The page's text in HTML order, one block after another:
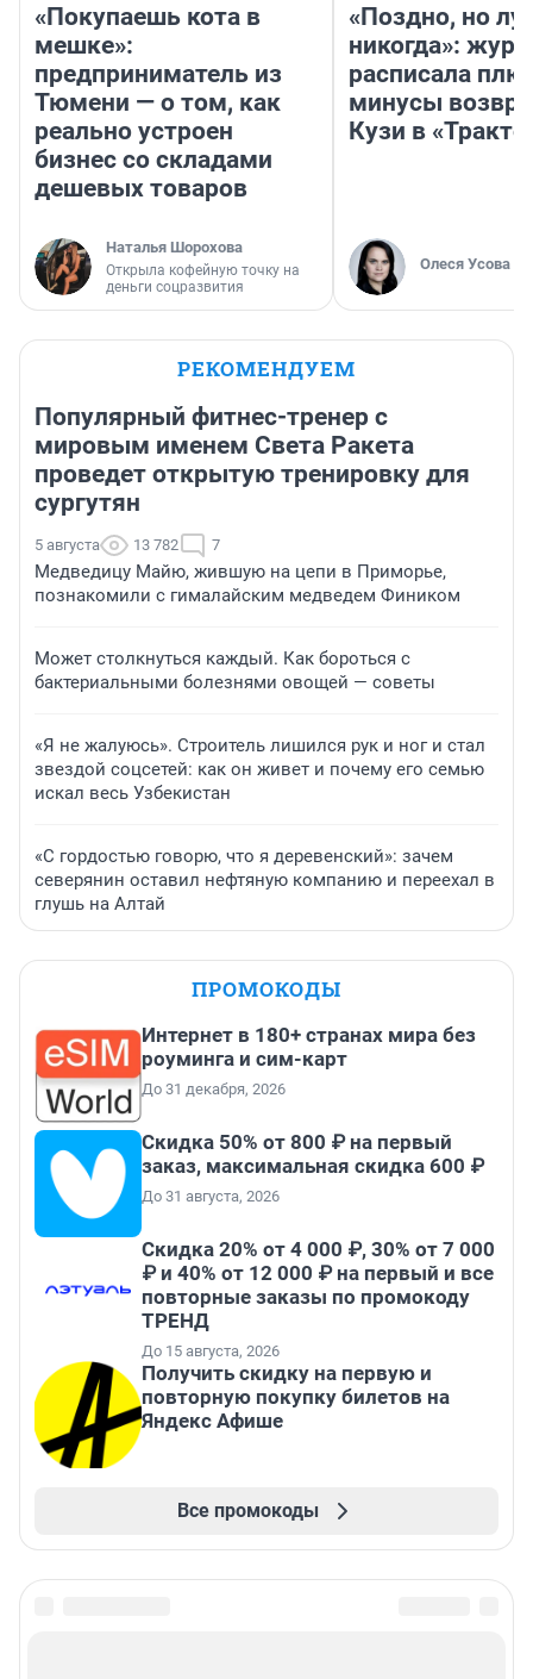
«Покупаешь кота в
мешке»:
предприниматель из
Тюмени — о том, как
реально устроен
бизнес со складами
дешевых товаров
Наталья Шорохова
Открыла кофейную точку на
деньги соцразвития
«Поздно, но
никогда»:
расписала
минусы
Кузи в
Олеся Усова
РЕКОМЕНДУЕМ
Популярный фитнес-тренер с
мировым именем Света Ракета
проведет открытую тренировку для
сургутян
5 августа 13 782 7
Медведицу Майю, жившую на цепи в Приморье,
познакомили с гималайским медведем Фиником
Может столкнуться каждый. Как бороться с
бактериальными болезнями овощей — советы
«Я не жалуюсь». Строитель лишился рук и ног и стал
звездой соцсетей: как он живет и почему его семью
искал весь Узбекистан
«С гордостью говорю, что я деревенский»: зачем
северянин оставил нефтяную компанию и переехал в
глушь на Алтай
ПРОМОКОДЫ
Интернет в 180+ странах мира без
роуминга и сим-карт
До 31 декабря, 2026
Скидка 50% от 800 ₽ на первый
заказ, максимальная скидка 600 ₽
До 31 августа, 2026
Скидка 20% от 4 000 ₽, 30% от 7 000
₽ и 40% от 12 000 ₽ на первый и все
повторные заказы по промокоду
ТРЕНД
До 15 августа, 2026
Получить скидку на первую и
повторную покупку билетов на
Яндекс Афише
Все промокоды